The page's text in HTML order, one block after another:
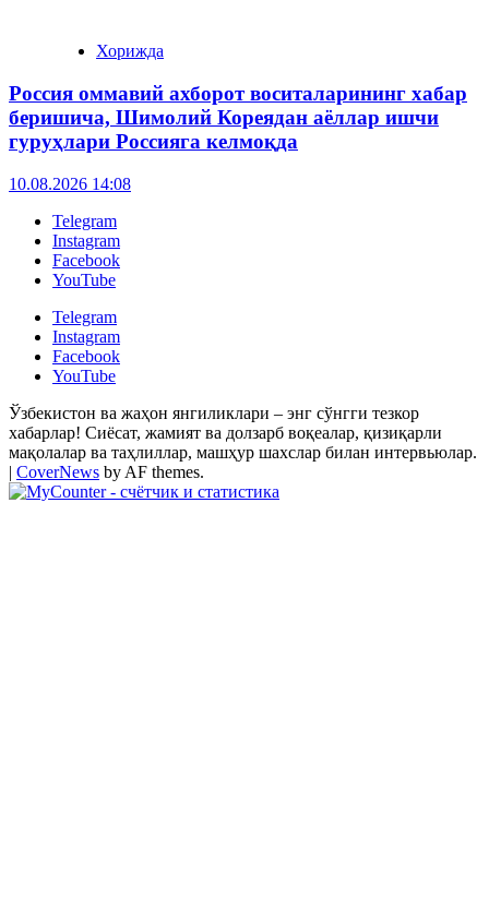
Хорижда
Россия оммавий ахборот воситаларининг хабар
беришича, Шимолий Кореядан аёллар ишчи
гуруҳлари Россияга келмоқда
10.08.2026 14:08
Telegram
Instagram
Facebook
YouTube
Telegram
Instagram
Facebook
YouTube
Ўзбекистон ва жаҳон янгиликлари – энг сўнгги тезкор
хабарлар! Сиёсат, жамият ва долзарб воқеалар, қизиқарли
мақолалар ва таҳлиллар, машҳур шахслар билан интервьюлар.
| CoverNews by AF themes.